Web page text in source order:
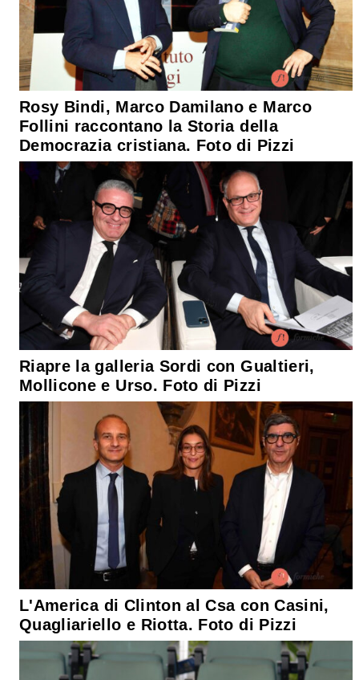
Rosy Bindi, Marco Damilano e Marco
Follini raccontano la Storia della
Democrazia cristiana. Foto di Pizzi
Riapre la galleria Sordi con Gualtieri,
Mollicone e Urso. Foto di Pizzi
L'America di Clinton al Csa con Casini,
Quagliariello e Riotta. Foto di Pizzi